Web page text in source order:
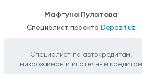
Мафтуна Пулатова
Специалист проекта Depozit.uz
Специалист по автокредитам,
микрозаймам и ипотечным кредитам